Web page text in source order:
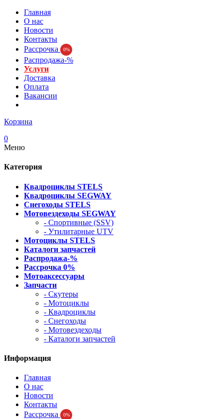
Главная
О нас
Новости
Контакты
Рассрочка
0%
Распродажа-%
Услуги
Доставка
Оплата
Вакансии
Корзина
0
Меню
Категория
Квадроциклы STELS
Квадроциклы SEGWAY
Снегоходы STELS
Мотовездеходы SEGWAY
- Спортивные (SSV)
- Утилитарные UTV
Мотоциклы STELS
Каталоги запчастей
Распродажа-%
Рассрочка 0%
Мотоаксессуары
Запчасти
- Скутеры
- Мотоциклы
- Квадроциклы
- Снегоходы
- Мотовездеходы
- Каталоги запчастей
Информация
Главная
О нас
Новости
Контакты
Рассрочка
0%